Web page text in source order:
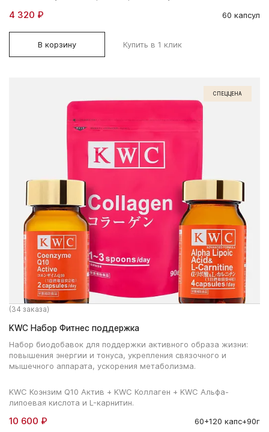
4 320 ₽ 60 капсул
В корзину Купить в 1 клик
СПЕЦЦЕНА
(34 заказа)
KWC Набор Фитнес поддержка
Набор биодобавок для поддержки активного образа жизни:
повышения энергии и тонуса, укрепления связочного и
мышечного аппарата, ускорения метаболизма.
KWC Коэнзим Q10 Актив + KWC Коллаген + KWC Альфа-
липоевая кислота и L-карнитин.
10 600 ₽ 60+120 капс+90г